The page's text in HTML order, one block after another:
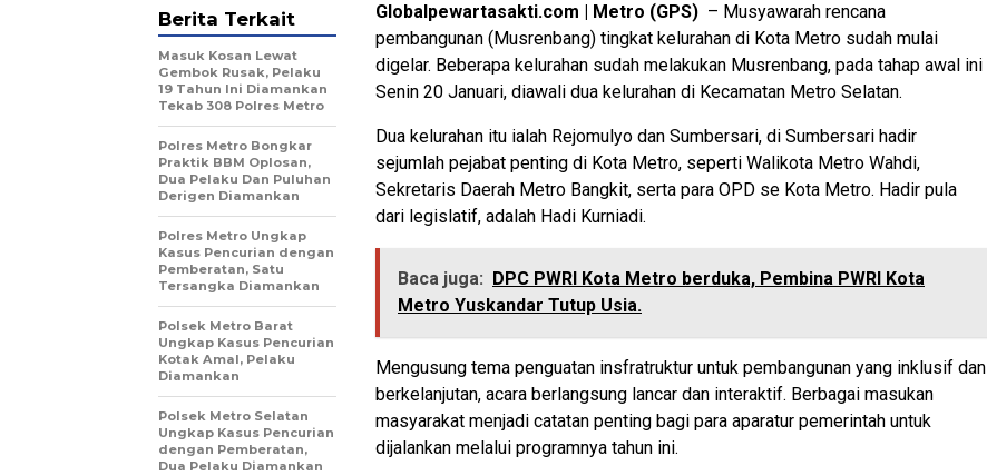
Globalpewartasakti.com | Metro (GPS) – Musyawarah rencana
pembangunan (Musrenbang) tingkat kelurahan di Kota Metro sudah mulai
digelar. Beberapa kelurahan sudah melakukan Musrenbang, pada tahap awal ini
Senin 20 Januari, diawali dua kelurahan di Kecamatan Metro Selatan.
Dua kelurahan itu ialah Rejomulyo dan Sumbersari, di Sumbersari hadir
sejumlah pejabat penting di Kota Metro, seperti Walikota Metro Wahdi,
Sekretaris Daerah Metro Bangkit, serta para OPD se Kota Metro. Hadir pula
dari legislatif, adalah Hadi Kurniadi.
Baca juga:
DPC PWRI Kota Metro berduka, Pembina PWRI Kota
Metro Yuskandar Tutup Usia.
Mengusung tema penguatan insfratruktur untuk pembangunan yang inklusif dan
berkelanjutan, acara berlangsung lancar dan interaktif. Berbagai masukan
masyarakat menjadi catatan penting bagi para aparatur pemerintah untuk
dijalankan melalui programnya tahun ini.
Berita Terkait
Masuk Kosan Lewat
Gembok Rusak, Pelaku
19 Tahun Ini Diamankan
Tekab 308 Polres Metro
Polres Metro Bongkar
Praktik BBM Oplosan,
Dua Pelaku Dan Puluhan
Derigen Diamankan
Polres Metro Ungkap
Kasus Pencurian dengan
Pemberatan, Satu
Tersangka Diamankan
Polsek Metro Barat
Ungkap Kasus Pencurian
Kotak Amal, Pelaku
Diamankan
Polsek Metro Selatan
Ungkap Kasus Pencurian
dengan Pemberatan,
Dua Pelaku Diamankan